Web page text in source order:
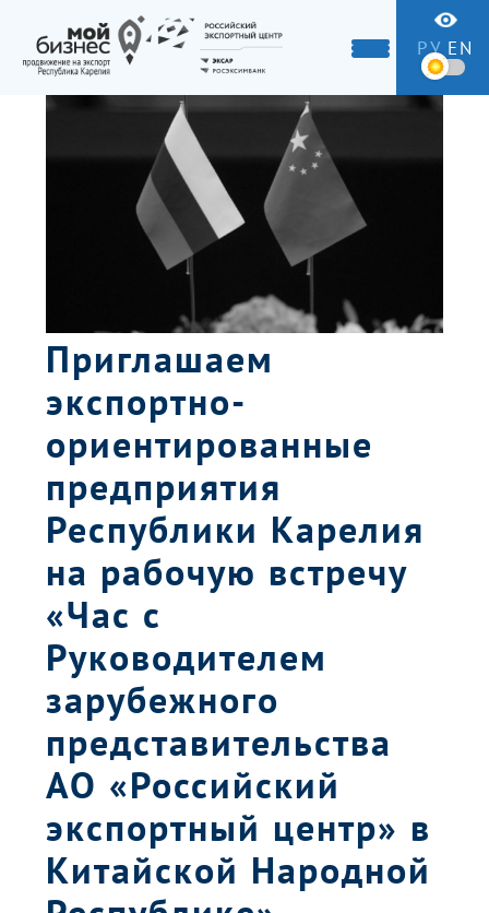
РУ EN
Приглашаем
экспортно-
ориентированные
предприятия
Республики Карелия
на рабочую встречу
«Час с
Руководителем
зарубежного
представительства
АО «Российский
экспортный центр» в
Китайской Народной